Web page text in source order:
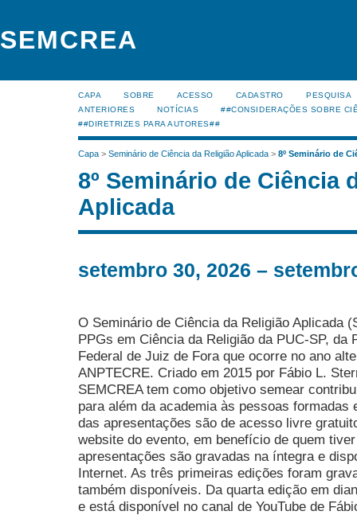
SEMCREA
CAPA SOBRE ACESSO CADASTRO
PESQUISA
ANTERIORES
NOTÍCIAS
##CONSIDERAÇÕES SOBRE
##DIRETRIZES PARA AUTORES##
Capa > Seminário de Ciência da Religião Aplicada > 8º Seminário de
8º Seminário de Ciência
Aplicada
setembro 30, 2026 –
O Seminário de Ciência da Religião Aplicada
PPGs em Ciência da Religião da PUC-SP, da
Federal de Juiz de Fora que ocorre no ano
ANPTECRE. Criado em 2015 por Fábio L.
SEMCREA tem como objetivo semear
para além da academia às pessoas
das apresentações são de acesso livre
website do evento, em benefício de quem
apresentações são gravadas na íntegra e
Internet. As três primeiras edições foram
também disponíveis. Da quarta edição em
e está disponível no canal de YouTube de